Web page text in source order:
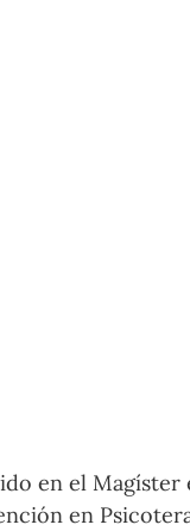
en el Magíster
en